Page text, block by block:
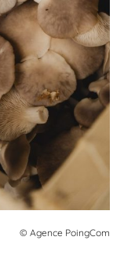
© Agence PoingCom